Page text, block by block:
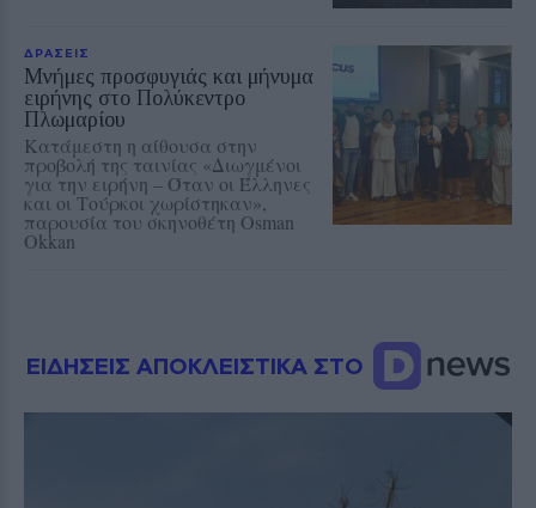
ΔΡΑΣΕΙΣ
Μνήμες προσφυγιάς και μήνυμα
ειρήνης στο Πολύκεντρο
Πλωμαρίου
Κατάμεστη η αίθουσα στην
προβολή της ταινίας «Διωγμένοι
για την ειρήνη – Όταν οι Έλληνες
και οι Τούρκοι χωρίστηκαν»,
παρουσία του σκηνοθέτη Osman
Okkan
ΕΙΔΗΣΕΙΣ ΑΠΟΚΛΕΙΣΤΙΚΑ ΣΤΟ